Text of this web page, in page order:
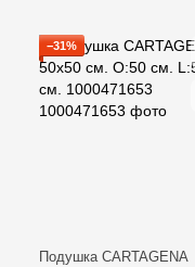
−31%
Подушка CARTAGENA